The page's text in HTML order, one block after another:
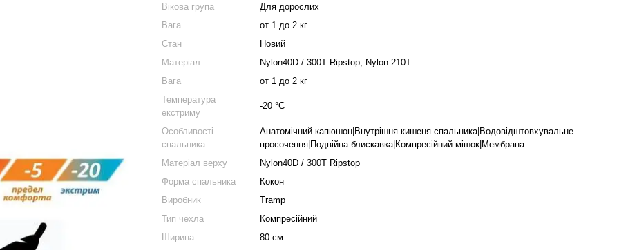
Вікова група
Для дорослих
Вага
от 1 до 2 кг
Стан
Новий
Матеріал
Nylon40D / 300T Ripstop, Nylon 210T
Вага
от 1 до 2 кг
Температура
екстриму
-20 °С
Особливості
спальника
Анатомічний капюшон|Внутрішня кишеня спальника|Водовідштовхувальне
просочення|Подвійна блискавка|Компресійний мішок|Мембрана
Матеріал верху
Nylon40D / 300T Ripstop
Форма спальника
Кокон
Виробник
Tramp
Тип чехла
Компресійний
Ширина
80 см